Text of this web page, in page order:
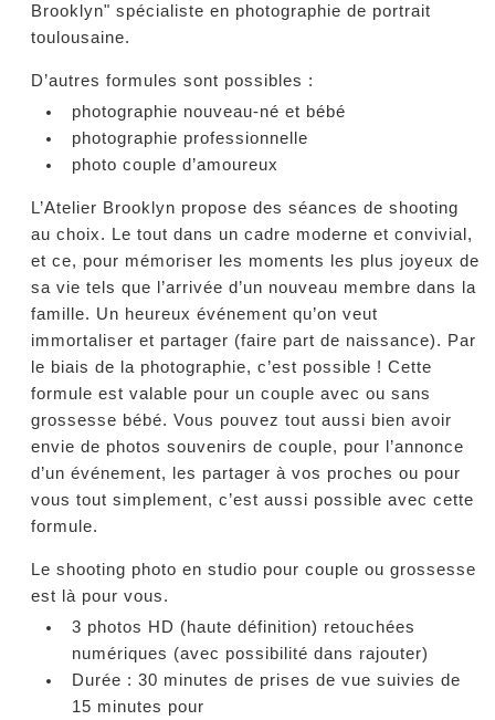
Brooklyn" spécialiste en photographie de portrait
toulousaine.
D’autres formules sont possibles :
photographie nouveau-né et bébé
photographie professionnelle
photo couple d’amoureux
L’Atelier Brooklyn propose des séances de shooting
au choix. Le tout dans un cadre moderne et convivial,
et ce, pour mémoriser les moments les plus joyeux de
sa vie tels que l’arrivée d’un nouveau membre dans la
famille. Un heureux événement qu’on veut
immortaliser et partager (faire part de naissance). Par
le biais de la photographie, c’est possible ! Cette
formule est valable pour un couple avec ou sans
grossesse bébé. Vous pouvez tout aussi bien avoir
envie de photos souvenirs de couple, pour l’annonce
d’un événement, les partager à vos proches ou pour
vous tout simplement, c’est aussi possible avec cette
formule.
Le shooting photo en studio pour couple ou grossesse
est là pour vous.
3 photos HD (haute définition) retouchées
numériques (avec possibilité dans rajouter)
Durée : 30 minutes de prises de vue suivies de
15 minutes pour